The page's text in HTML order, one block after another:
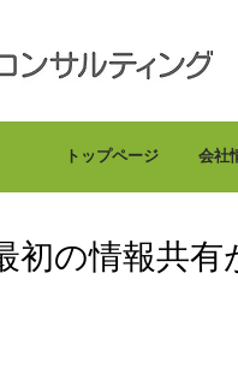
トップページ 会社
の情報共有